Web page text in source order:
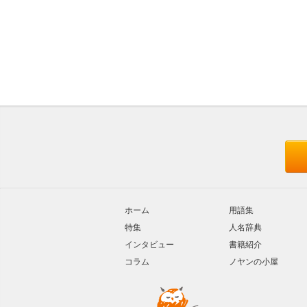
ホーム
特集
インタビュー
コラム
用語集
人名辞典
書籍紹介
ノヤンの小屋